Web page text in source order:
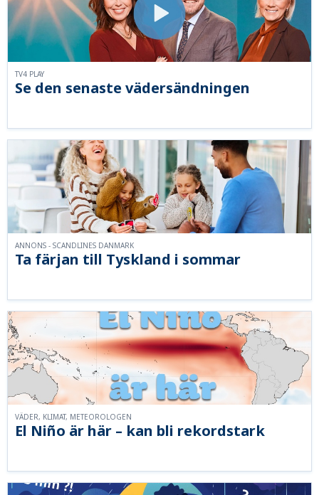
Se den senaste vädersändningen
TV4 PLAY
Ta färjan till Tyskland i sommar
ANNONS - SCANDLINES DANMARK
El Niño är här – kan bli rekordstark
VÄDER, KLIMAT, METEOROLOGEN